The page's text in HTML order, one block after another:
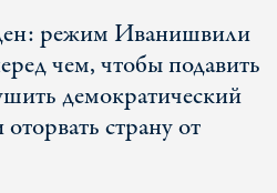
режим Иванишвили
чем, чтобы подавить
демократический
страну от